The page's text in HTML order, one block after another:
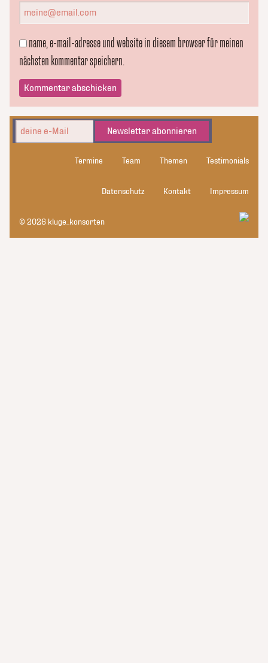
name, e-mail-adresse und website in diesem browser für meinen
nächsten kommentar speichern.
Newsletter abonnieren
Termine Team Themen Testimonials
Datenschutz Kontakt Impressum
© 2026 kluge_konsorten